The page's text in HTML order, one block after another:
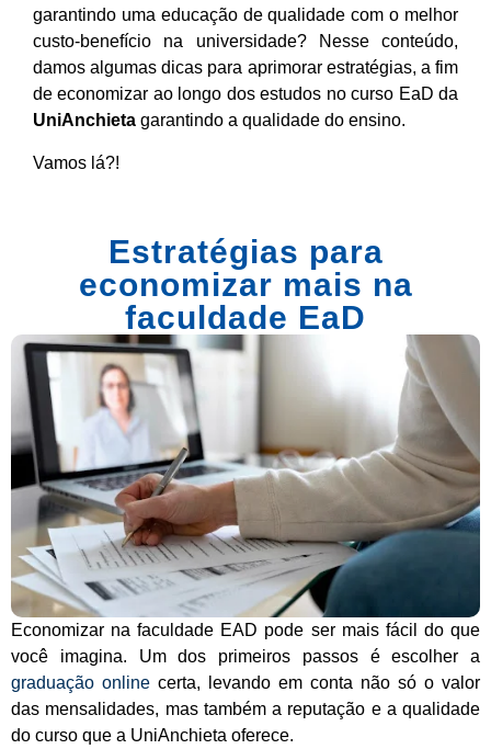
garantindo uma educação de qualidade com o melhor
custo-benefício na universidade? Nesse conteúdo,
damos algumas dicas para aprimorar estratégias, a fim
de economizar ao longo dos estudos no curso EaD da
UniAnchieta garantindo a qualidade do ensino.
Vamos lá?!
Estratégias para
economizar mais na
faculdade EaD
Economizar na faculdade EAD pode ser mais fácil do que
você imagina. Um dos primeiros passos é escolher a
graduação online certa, levando em conta não só o valor
das mensalidades, mas também a reputação e a qualidade
do curso que a UniAnchieta oferece.